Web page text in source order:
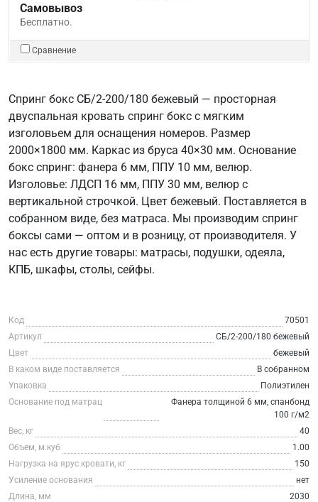
Самовывоз
Бесплатно.
Сравнение
Спринг бокс СБ/2-200/180 бежевый — просторная
двуспальная кровать спринг бокс с мягким
изголовьем для оснащения номеров. Размер
2000×1800 мм. Каркас из бруса 40×30 мм. Основание
бокс спринг: фанера 6 мм, ППУ 10 мм, велюр.
Изголовье: ЛДСП 16 мм, ППУ 30 мм, велюр с
вертикальной строчкой. Цвет бежевый. Поставляется в
собранном виде, без матраса. Мы производим спринг
боксы сами — оптом и в розницу, от производителя. У
нас есть другие товары: матрасы, подушки, одеяла,
КПБ, шкафы, столы, сейфы.
Код
70501
Артикул
СБ/2-200/180 бежевый
Цвет
бежевый
В каком виде поставляется
В собранном
Упаковка
Полиэтилен
Основание под матрац
Фанера толщиной 6 мм, спанбонд
100 г/м2
Вес, кг
40
Объем, м.куб
1.00
Нагрузка на ярус кровати, кг
150
Усиление основания
нет
Длина, мм
2030